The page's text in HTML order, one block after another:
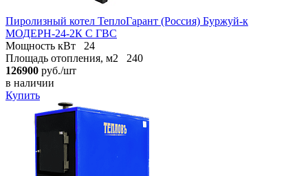
Пиролизный котел ТеплоГарант (Россия) Буржуй-к
МОДЕРН-24-2К С ГВС
Мощность кВт
24
Площадь отопления, м2
240
126900 руб./шт
в наличии
Купить